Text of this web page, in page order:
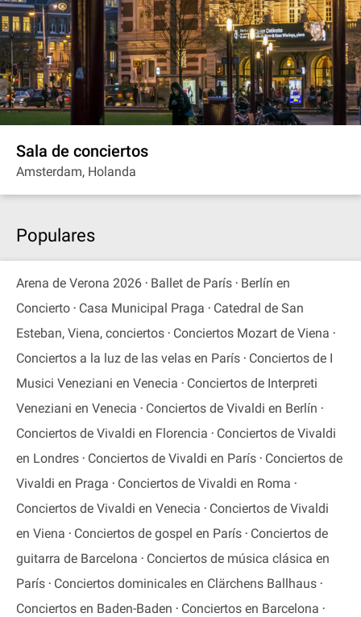
Sala de conciertos
Amsterdam, Holanda
Populares
Arena de Verona 2026 Ballet de París
Berlín en
Concierto
Casa Municipal Praga
Catedral de San
Esteban, Viena, conciertos
Conciertos Mozart de Viena
Conciertos a la luz de las velas en París
Conciertos de I
Musici Veneziani en Venecia
Conciertos de Interpreti
Veneziani en Venecia
Conciertos de Vivaldi en Berlín
Conciertos de Vivaldi en Florencia
Conciertos de Vivaldi
en Londres
Conciertos de Vivaldi en París
Conciertos de
Vivaldi en Praga
Conciertos de Vivaldi en Roma
Conciertos de Vivaldi en Venecia
Conciertos de Vivaldi
en Viena
Conciertos de gospel en París
Conciertos de
guitarra de Barcelona
Conciertos de música clásica en
París
Conciertos dominicales en Clärchens Ballhaus
Conciertos en Baden-Baden
Conciertos en Barcelona